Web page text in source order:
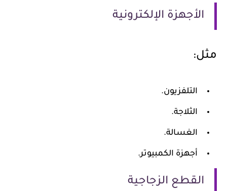
الأجهزة الإلكترونية
مثل:
التلفزيون.
الثلاجة.
الغسالة.
أجهزة الكمبيوتر.
القطع الزجاجية